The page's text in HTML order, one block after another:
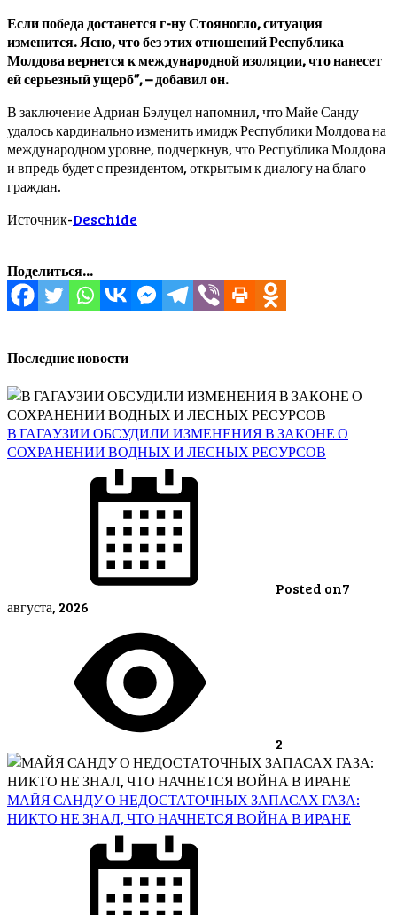
Если победа достанется г-ну Стояногло, ситуация
изменится. Ясно, что без этих отношений Республика
Молдова вернется к международной изоляции, что нанесет
ей серьезный ущерб”, – добавил он.
В заключение Адриан Бэлуцел напомнил, что Майе Санду
удалось кардинально изменить имидж Республики Молдова на
международном уровне, подчеркнув, что Республика Молдова
и впредь будет с президентом, открытым к диалогу на благо
граждан.
Источник-Deschide
Поделиться...
Последние новости
В ГАГАУЗИИ ОБСУДИЛИ ИЗМЕНЕНИЯ В ЗАКОНЕ О
СОХРАНЕНИИ ВОДНЫХ И ЛЕСНЫХ РЕСУРСОВ
Posted on7
августа, 2026
2
МАЙЯ САНДУ О НЕДОСТАТОЧНЫХ ЗАПАСАХ ГАЗА:
НИКТО НЕ ЗНАЛ, ЧТО НАЧНЕТСЯ ВОЙНА В ИРАНЕ